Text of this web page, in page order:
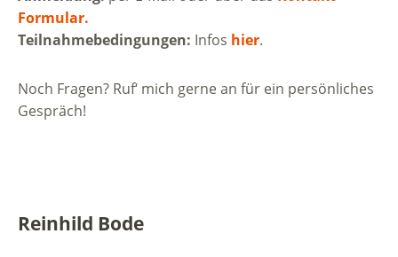
Formular.
Teilnahmebedingungen: Infos hier.
Noch Fragen? Ruf‘ mich gerne an für ein persönliches
Gespräch!
Reinhild Bode